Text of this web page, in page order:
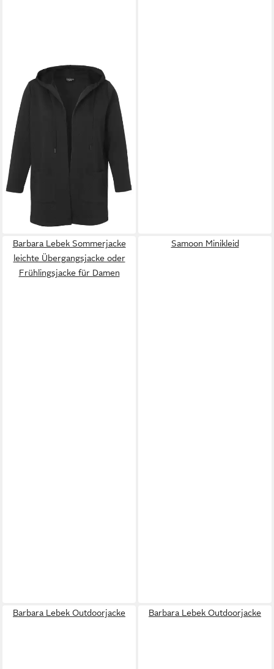
VIA APPIA DUE
Kurzmantel
in großen Größen
79,99 €
Barbara Lebek Sommerjacke
leichte Übergangsjacke oder
Frühlingsjacke für Damen
Samoon Minikleid
Barbara Lebek Outdoorjacke Barbara Lebek Outdoorjacke